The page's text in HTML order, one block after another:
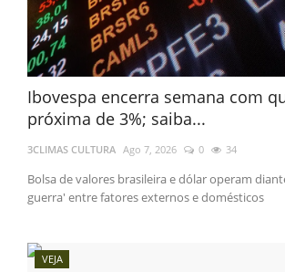
Ibovespa encerra semana com
próxima de 3%; saiba...
3CLIMAS CULTURA Ago 7, 2026 0 34
Bolsa de valores brasileira e dólar operam
guerra' entre fatores externos e domésticos
VEJA